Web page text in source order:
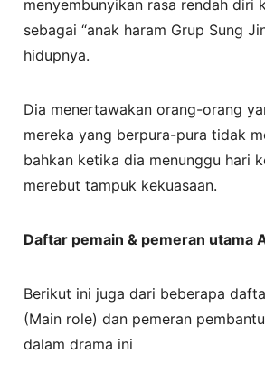
menyembunyikan rasa rendah diri
sebagai “anak haram Grup Sung
hidupnya.
Dia menertawakan orang-orang
mereka yang berpura-pura tidak
bahkan ketika dia menunggu hari
merebut tampuk kekuasaan.
Daftar pemain & pemeran utama
Berikut ini juga dari beberapa
(Main role) dan pemeran
dalam drama ini